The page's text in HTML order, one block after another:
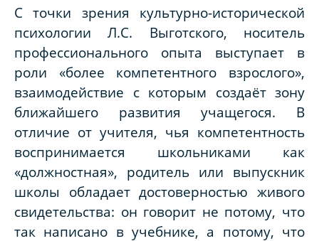
С точки зрения культурно-исторической
психологии Л.С. Выготского, носитель
профессионального опыта выступает в
роли «более компетентного взрослого»,
взаимодействие с которым создаёт зону
ближайшего развития учащегося. В
отличие от учителя, чья компетентность
воспринимается школьниками как
«должностная», родитель или выпускник
школы обладает достоверностью живого
свидетельства: он говорит не потому, что
так написано в учебнике, а потому, что